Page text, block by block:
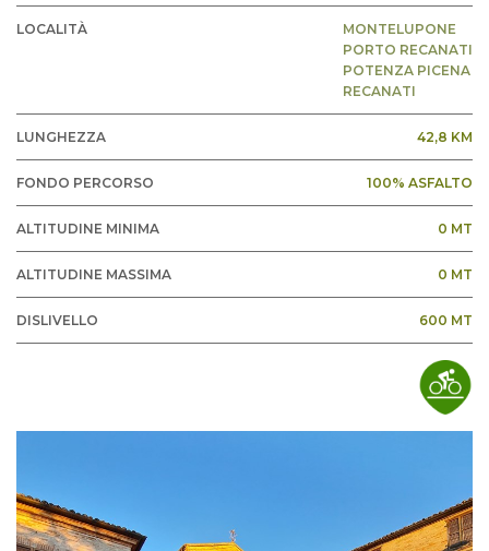
LOCALITÀ
MONTELUPONE
PORTO RECANATI
POTENZA PICENA
RECANATI
LUNGHEZZA 42,8 KM
FONDO PERCORSO 100% ASFALTO
ALTITUDINE MINIMA 0 MT
ALTITUDINE MASSIMA 0 MT
DISLIVELLO 600 MT